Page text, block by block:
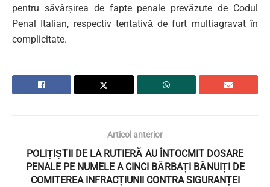
pentru săvârșirea de fapte penale prevăzute de Codul
Penal Italian, respectiv tentativă de furt multiagravat în
complicitate.
Articol anterior
POLIȚIȘTII DE LA RUTIERĂ AU ÎNTOCMIT DOSARE
PENALE PE NUMELE A CINCI BĂRBAȚI BĂNUIȚI DE
COMITEREA INFRACȚIUNII CONTRA SIGURANȚEI